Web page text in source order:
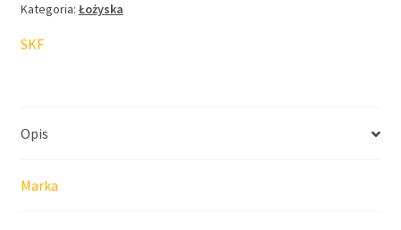
Kategoria: Łożyska
SKF
Opis
Marka